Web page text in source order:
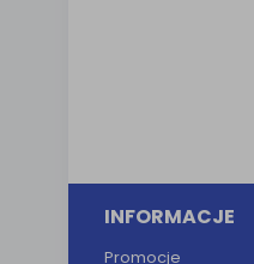
INFORMACJE
Promocje